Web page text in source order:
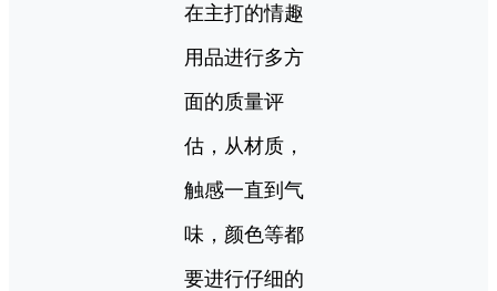
在主打的情趣
用品进行多方
面的质量评
估，从材质，
触感一直到气
味，颜色等都
要进行仔细的